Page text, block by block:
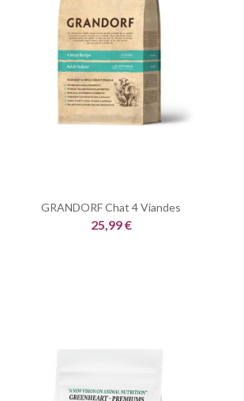
GRANDORF Chat 4 Viandes
25,99 €